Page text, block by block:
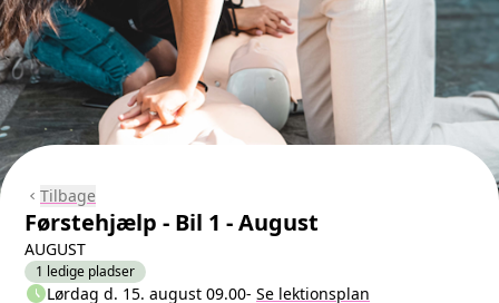
chevron_left Tilbage
Førstehjælp - Bil 1 - August
AUGUST
1 ledige pladser
Næste lektion
scheduleLørdag d. 15. august 09.00- Se lektionsplan